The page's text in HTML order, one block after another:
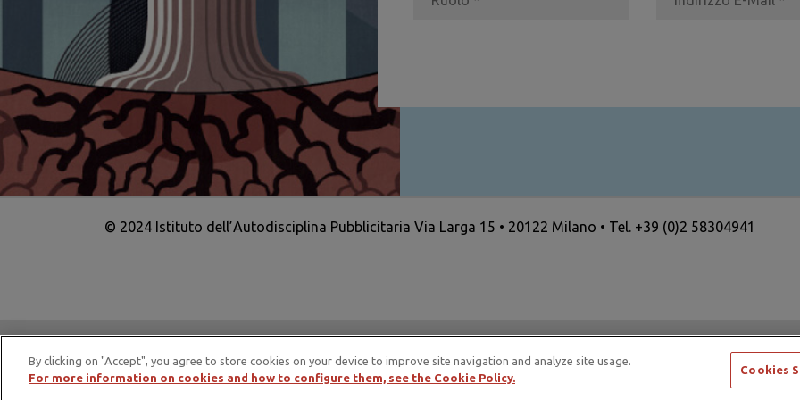
© 2024 Istituto dell’Autodisciplina Pubblicitaria Via Larga 15 • 20122 Milano • Tel. +39 (0)2 58304941
IAP è membro di EASA – European Advertising Standards Alliance e di ICAS – International Council
By clicking on "Accept", you agree to store cookies on your device to improve site navigation and analyze site usage.
For more information on cookies and how to configure them, see the Cookie Policy.
Cookies